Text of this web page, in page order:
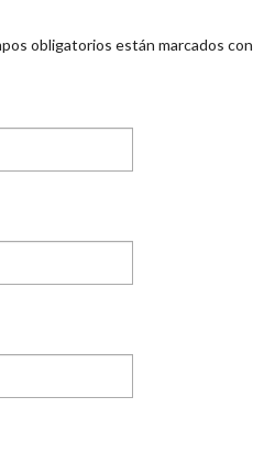
obligatorios están marcados con